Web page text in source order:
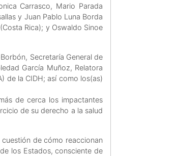
Carrasco, Mario Parada
y Juan Pablo Luna Borda
Rica); y Oswaldo Sinoe
Secretaría General de
García Muñoz, Relatora
de la CIDH; así como los(as)
de cerca los impactantes
de su derecho a la salud
de cómo reaccionan
los Estados, consciente de